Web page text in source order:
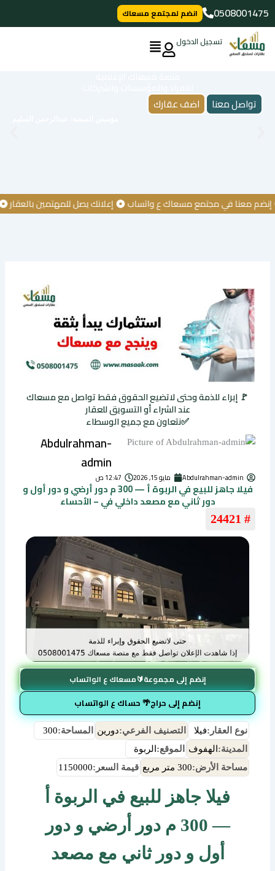
تخطي
إلى
المحتوى
0508001475
انضم لمجتمع مسعاك
تسجيل الدخول
تواصل معنا اضف عقارك
معنا في مجتمع مسعاك ع واتساب إعلانك يصل للمهتمين بالعقار
🚩 إبراء للذمة وحتى لاتضيع الحقوق فقط تواصل مع مسعاك
عند الشراء أو التسويق للعقار
✅نتعاون مع جميع الوسطاء
Abdulrahman-
admin
Abdulrahman-admin مايو 15, 2026 12:47 ص
فيلا جاهز للبيع في الربوة أ — 300 م دور أرضي و دور أول و
دور ثاني مع مصعد داخلي في – الأحساء
# 24421
إنضم إلى مجموعة🔰مسعاك ع الواتساب
إنضم إلى حراج🌴 حساك ع الواتساب
نوع العقار:فيلا التصنيف الفرعي:دورين المساحة:300
المدينة: الهفوف الموقع: الربوة
مساحة الأرض:300 متر مربع قيمة السعر:1150000
فيلا جاهز للبيع في الربوة أ
— 300 م دور أرضي و دور
أول و دور ثاني مع مصعد